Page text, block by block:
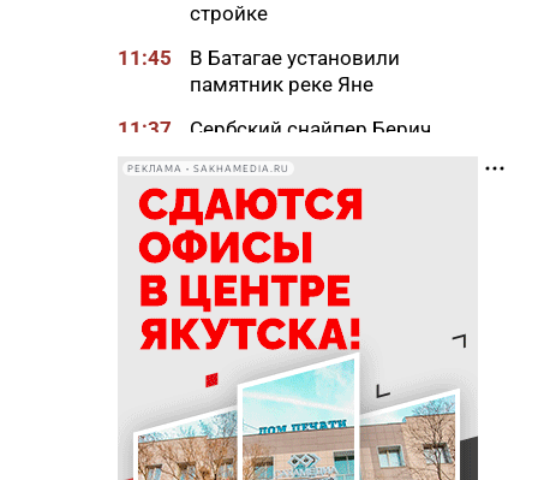
стройке
11:45
В Батагае установили
памятник реке Яне
11:37
Сербский снайпер Берич
якутских стрелков
11:12
Суд признал незаконным
ограничение работы бара в
Якутске
10:53
В Якутске на двух улицах
начали ямочный ремонт
Уровень воды на реке Яне
вернулся к норме
10:41
В Якутии назвали сферы с
РЕКЛАМА • SAKHAMEDIA.RU